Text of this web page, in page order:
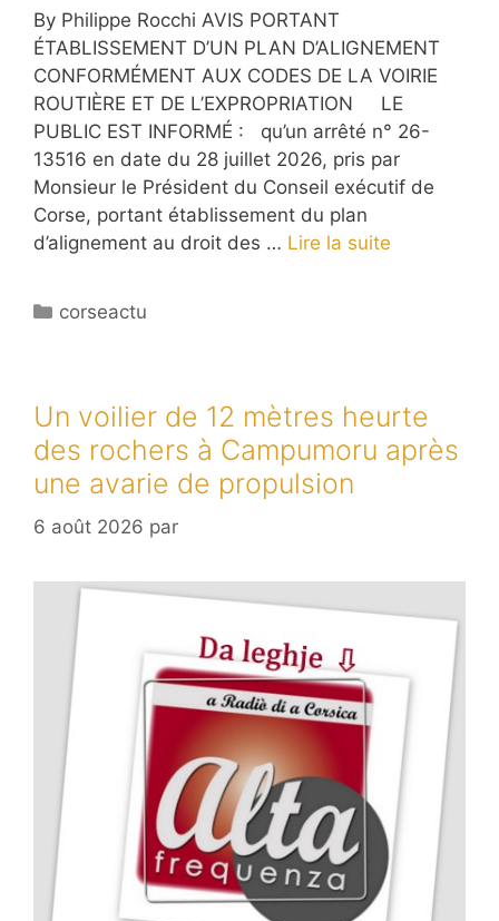
By Philippe Rocchi AVIS PORTANT
ÉTABLISSEMENT D’UN PLAN D’ALIGNEMENT
CONFORMÉMENT AUX CODES DE LA VOIRIE
ROUTIÈRE ET DE L’EXPROPRIATION LE
PUBLIC EST INFORMÉ : qu’un arrêté n° 26-
13516 en date du 28 juillet 2026, pris par
Monsieur le Président du Conseil exécutif de
Corse, portant établissement du plan
d’alignement au droit des … Lire la suite
Catégories
corseactu
Un voilier de 12 mètres heurte
des rochers à Campumoru après
une avarie de propulsion
6 août 2026 par